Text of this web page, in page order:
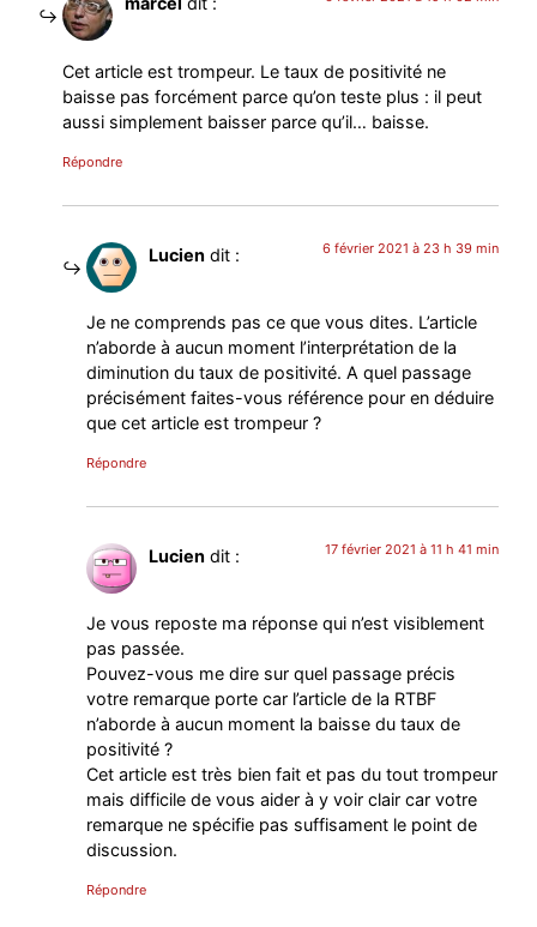
Cet article est trompeur. Le taux de positivité ne
baisse pas forcément parce qu’on teste plus : il peut
aussi simplement baisser parce qu’il… baisse.
Répondre
Lucien dit : 6 février 2021 à 23 h 39 min
Je ne comprends pas ce que vous dites. L’article
n’aborde à aucun moment l’interprétation de la
diminution du taux de positivité. A quel passage
précisément faites-vous référence pour en déduire
que cet article est trompeur ?
Répondre
Lucien dit : 17 février 2021 à 11 h 41 min
Je vous reposte ma réponse qui n’est visiblement
pas passée.
Pouvez-vous me dire sur quel passage précis
votre remarque porte car l’article de la RTBF
n’aborde à aucun moment la baisse du taux de
positivité ?
Cet article est très bien fait et pas du tout trompeur
mais difficile de vous aider à y voir clair car votre
remarque ne spécifie pas suffisament le point de
discussion.
Répondre